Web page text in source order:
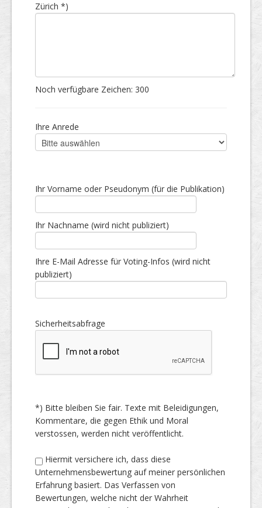
Zürich *)
Noch verfügbare Zeichen: 300
Ihre Anrede
Ihr Vorname oder Pseudonym (für die Publikation)
Ihr Nachname (wird nicht publiziert)
Ihre E-Mail Adresse für Voting-Infos (wird nicht
publiziert)
Sicherheitsabfrage
*) Bitte bleiben Sie fair. Texte mit Beleidigungen,
Kommentare, die gegen Ethik und Moral
verstossen, werden nicht veröffentlicht.
Hiermit versichere ich, dass diese
Unternehmensbewertung auf meiner persönlichen
Erfahrung basiert. Das Verfassen von
Bewertungen, welche nicht der Wahrheit